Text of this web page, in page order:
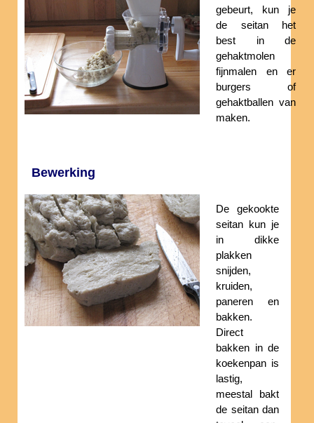
gebeurt, kun je
de seitan het
best in de
gehaktmolen
fijnmalen en er
burgers of
gehaktballen van
maken.
Bewerking
De gekookte
seitan kun je
in dikke
plakken
snijden,
kruiden,
paneren en
bakken.
Direct
bakken in de
koekenpan is
lastig,
meestal bakt
de seitan dan